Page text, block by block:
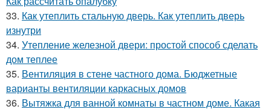
33. Как утеплить стальную дверь. Как утеплить дверь
изнутри
34. Утепление железной двери: простой способ сделать
дом теплее
35. Вентиляция в стене частного дома. Бюджетные
варианты вентиляции каркасных домов
36. Вытяжка для ванной комнаты в частном доме. Какая